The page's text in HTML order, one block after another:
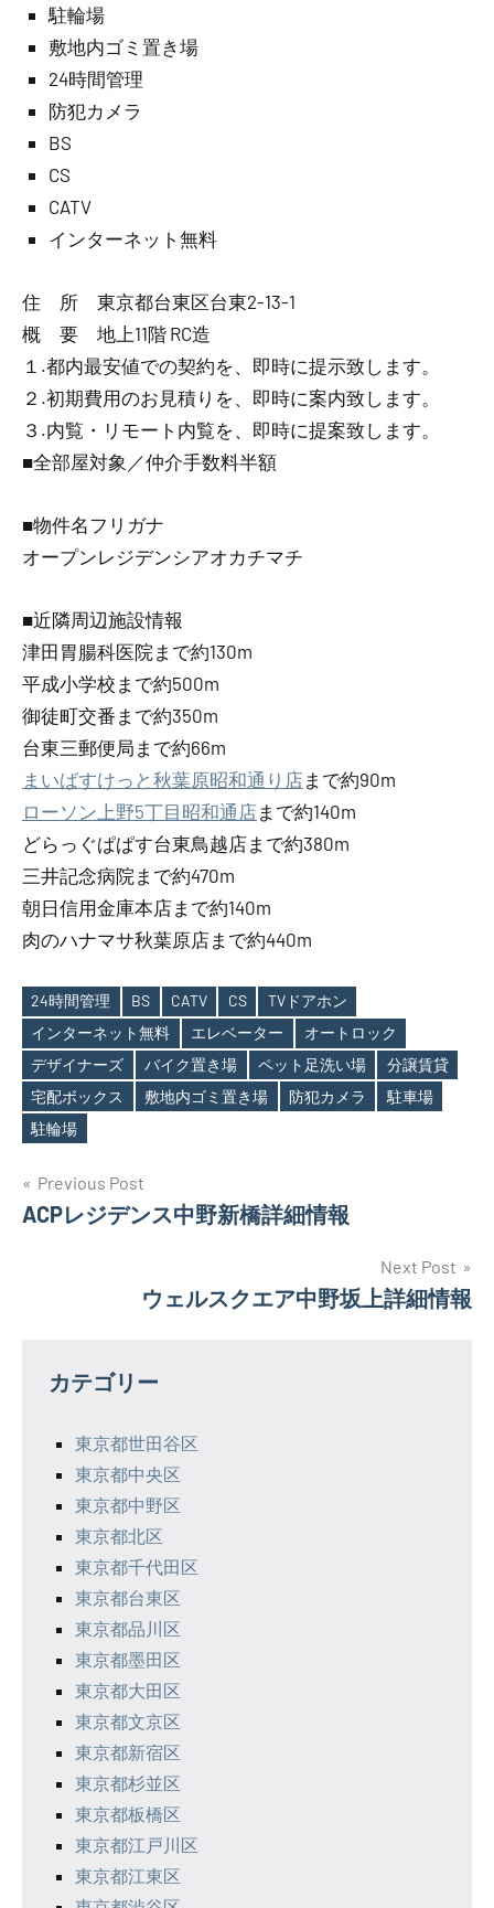
駐輪場
敷地内ゴミ置き場
24時間管理
防犯カメラ
BS
CS
CATV
インターネット無料
住 所 東京都台東区台東2-13-1
概 要 地上11階 RC造
１.都内最安値での契約を、即時に提示致します。
２.初期費用のお見積りを、即時に案内致します。
３.内覧・リモート内覧を、即時に提案致します。
■全部屋対象／仲介手数料半額
■物件名フリガナ
オープンレジデンシアオカチマチ
■近隣周辺施設情報
津田胃腸科医院まで約130m
平成小学校まで約500m
御徒町交番まで約350m
台東三郵便局まで約66m
まいばすけっと秋葉原昭和通り店まで約90m
ローソン上野5丁目昭和通店まで約140m
どらっぐぱぱす台東鳥越店まで約380m
三井記念病院まで約470m
朝日信用金庫本店まで約140m
肉のハナマサ秋葉原店まで約440m
Tags
24時間管理 BS CATV CS
TVドアホン
インターネット無料
エレベーター
オートロック
デザイナーズ
バイク置き場 ペット足洗い場
分譲賃貸
宅配ボックス
敷地内ゴミ置き場 防犯カメラ
駐車場
駐輪場
投
稿
ー
Previous Post
ACPレジデンス中野新橋詳細情報
Next Post
ウェルスクエア中野坂上詳細情報
カテゴリー
東京都世田谷区
東京都中央区
東京都中野区
東京都北区
東京都千代田区
東京都台東区
東京都品川区
東京都墨田区
東京都大田区
東京都文京区
東京都新宿区
東京都杉並区
東京都板橋区
東京都江戸川区
東京都江東区